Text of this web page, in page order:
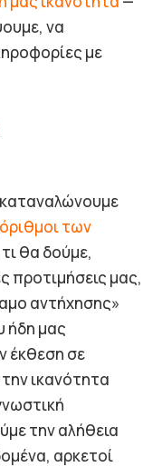
να
με
καταναλώνουμε
των
θα δούμε,
προτιμήσεις μας,
αντήχησης»
ήδη μας
έκθεση σε
ικανότητα
την αλήθεια
αρκετοί